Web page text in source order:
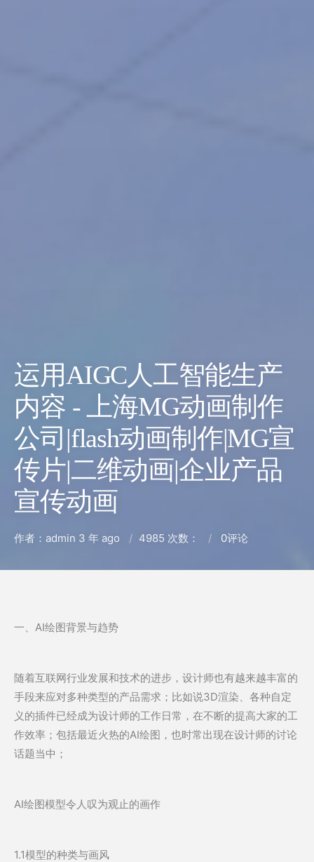
运用AIGC人工智能生产
内容 - 上海MG动画制作
公司|flash动画制作|MG宣
传片|二维动画|企业产品
宣传动画
作者：admin 3 年 ago 4985 次数： 0评论
一、AI绘图背景与趋势
随着互联网行业发展和技术的进步，设计师也有越来越丰富的
手段来应对多种类型的产品需求；比如说3D渲染、各种自定
义的插件已经成为设计师的工作日常，在不断的提高大家的工
作效率；包括最近火热的AI绘图，也时常出现在设计师的讨论
话题当中；
AI绘图模型令人叹为观止的画作
1.1模型的种类与画风